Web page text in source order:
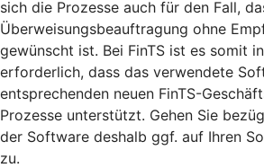
sich die Prozesse auch für den Fall,
Überweisungsbeauftragung ohne
gewünscht ist. Bei FinTS ist es somit
erforderlich, dass das verwendete
entsprechenden neuen FinTS-
Prozesse unterstützt. Gehen Sie
der Software deshalb ggf. auf Ihren
zu.